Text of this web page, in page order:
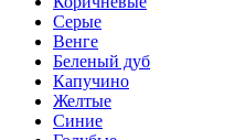
Серые
Венге
Беленый дуб
Капучино
Желтые
Синие